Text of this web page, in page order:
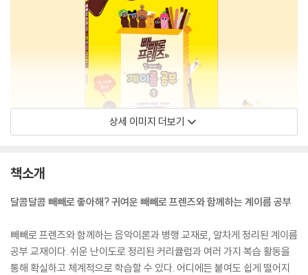
상세 이미지 더보기
책소개
달콤달콤 빼빼로 좋아해? 귀여운 빼빼로 프렌즈와 함께하는 계이름 공부
빼빼로 프렌즈와 함께하는 음악이론과 병행 교재로, 알차게 정리된 계이름
공부 교재이다. 쉬운 난이도로 정리된 커리큘럼과 여러 가지 복습 활동을
통해 확실하고 체계적으로 학습할 수 있다. 어디에든 붙여도 쉽게 떨어지